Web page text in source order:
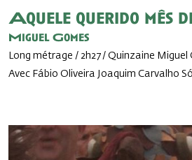
Aquele querido mês
Miguel Gomes
Long métrage / 2h27 / Quinzaine Miguel
Avec Fábio Oliveira Joaquim Carvalho